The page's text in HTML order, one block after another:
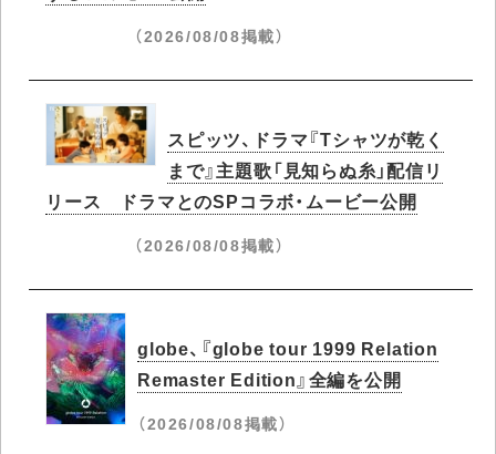
（2026/08/08掲載）
スピッツ、ドラマ『Tシャツが乾く
まで』主題歌「見知らぬ糸」配信リ
リース ドラマとのSPコラボ・ムービー公開
（2026/08/08掲載）
globe、『globe tour 1999 Relation
Remaster Edition』全編を公開
（2026/08/08掲載）